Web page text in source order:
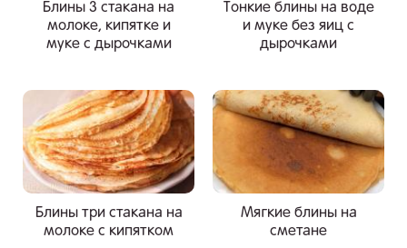
Блины 3 стакана на
молоке, кипятке и
муке с дырочками
Тонкие блины на воде
и муке без яиц с
дырочками
Блины три стакана на
молоке с кипятком
Мягкие блины на
сметане